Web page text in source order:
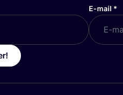
E-mail *